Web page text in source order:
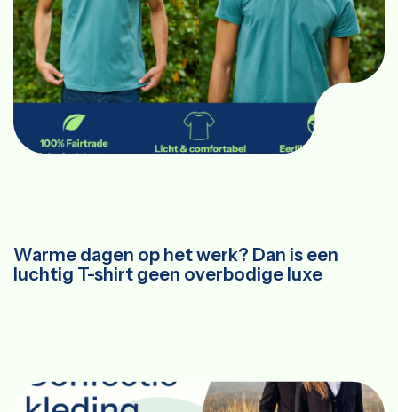
Warme dagen op het werk? Dan is een
luchtig T-shirt geen overbodige luxe